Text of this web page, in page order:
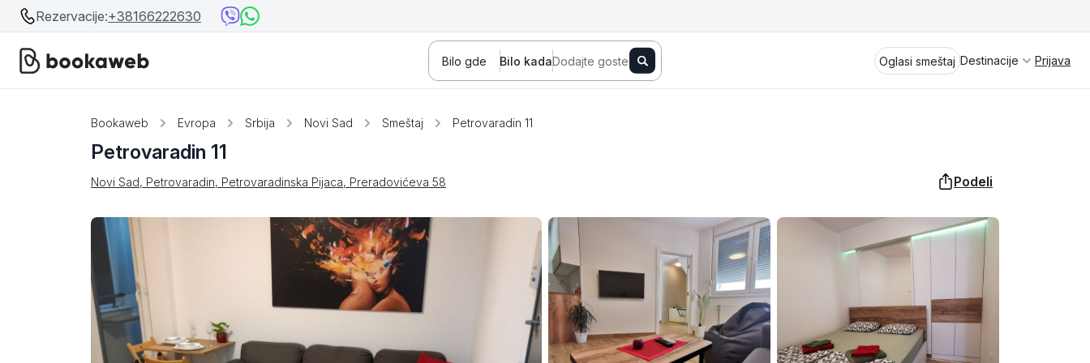
Rezervacije:+38166222630
Bilo gde Bilo kadaDodajte goste Oglasi smeštaj Destinacije
Bosna i Hercegovina
Crna Gora
Srbija
Beograd Novi Sad
Banja Koviljača Sokobanja Vrnjačka Banja
Srebrno jezero Tara Stara planina Banja Vrujci Perućac
Prolom Banja Kragujevac Golubac Kladovo
Kraljevo Jagodina Aranđelovac
Spremite se za virtuelno putovanje
kroz jednu od najlepših zemalja
Evrope i sveta. Uživaćete u prikazima
planinskih masiva poput Tare i Šar-
planine, ali i u ravničarskim predelima
prostrane Vojvodine. Istraživanje
tradicije i kulturnog dobra Srbije
otkriće vam pravu narav srpskog
Prijava
Bookaweb Evropa Srbija Novi Sad Smeštaj Petrovaradin 11
Petrovaradin 11
Novi Sad, Petrovaradin, Petrovaradinska Pijaca, Preradovićeva 58 Podeli